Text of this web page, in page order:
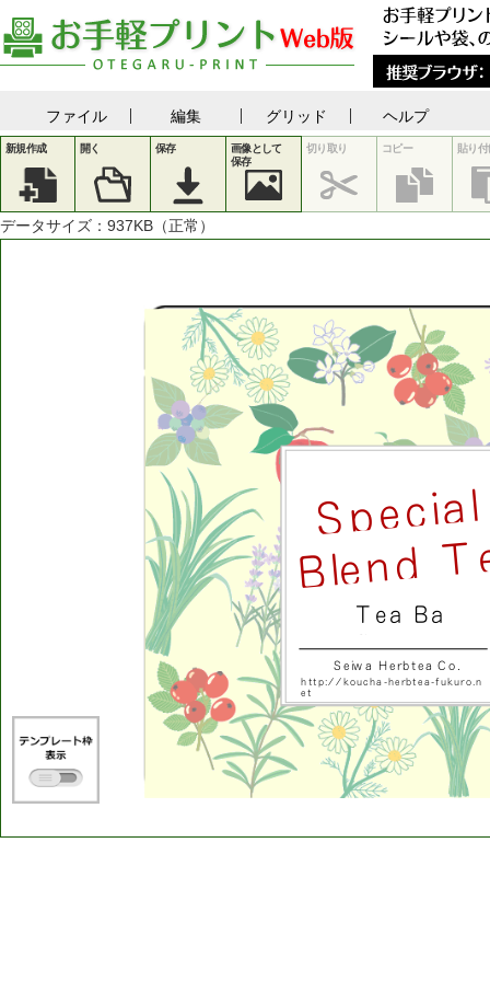
ファイル 編集 グリッド ヘルプ
新規作成 開く 保存
画像として
保存
切り取り コピー 貼り付
データサイズ： 937KB（正常）
S e iw a H e rb tea C o
h tt p: / / k ouc ha - he rb t e a- f u k uro n
e t
S pecial
Blend T
T ea Ba